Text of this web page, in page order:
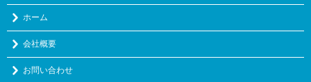
ホーム
会社概要
お問い合わせ